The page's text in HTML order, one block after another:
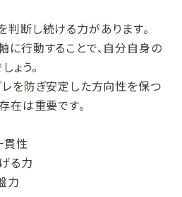
断し続ける力があります。
行動することで、自分自身の
ょう。
を防ぎ安定した方向性を保つ
在は重要です。
貫性
る力
力